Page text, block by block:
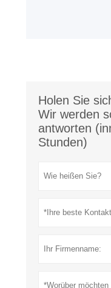
Holen Sie
Wir werden
antworten
Stunden)